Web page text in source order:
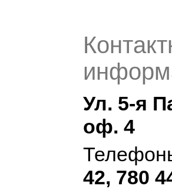
Ул. 5-я
оф. 4
42, 780